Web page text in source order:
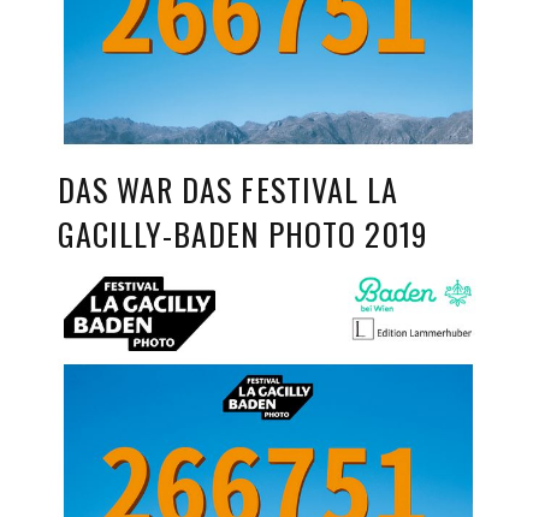
DAS WAR DAS FESTIVAL LA
GACILLY-BADEN PHOTO 2019